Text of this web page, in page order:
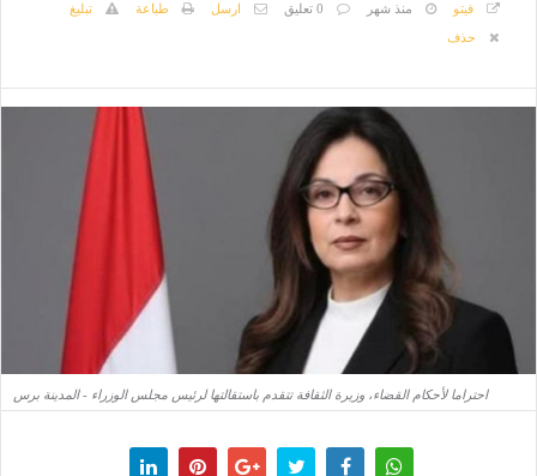
فيتو منذ شهر 0 تعليق ارسل طباعة
تبليغ
حذف
احتراما لأحكام القضاء، وزيرة الثقافة تتقدم باستقالتها لرئيس مجلس الوزراء - المدينة برس